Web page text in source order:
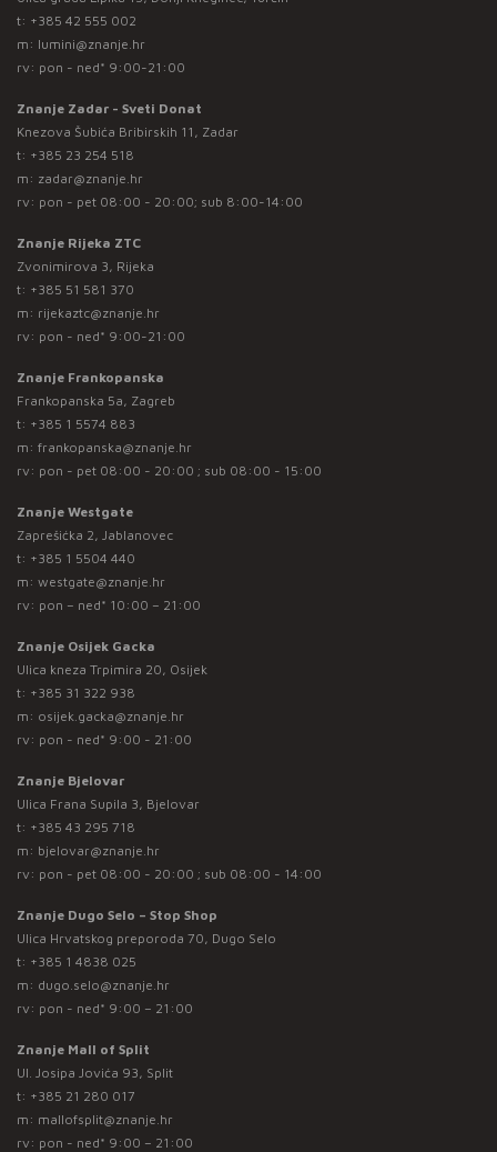
t: +385 42 555 002
m: lumini@znanje.hr
rv: pon - ned* 9:00-21:00
Znanje Zadar - Sveti Donat
Knezova Šubića Bribirskih 11, Zadar
t: +385 23 254 518
m: zadar@znanje.hr
rv: pon - pet 08:00 - 20:00; sub 8:00-14:00
Znanje Rijeka ZTC
Zvonimirova 3, Rijeka
t: +385 51 581 370
m: rijekaztc@znanje.hr
rv: pon - ned* 9:00-21:00
Znanje Frankopanska
Frankopanska 5a, Zagreb
t: +385 1 5574 883
m: frankopanska@znanje.hr
rv: pon - pet 08:00 - 20:00 ; sub 08:00 - 15:00
Znanje Westgate
Zaprešićka 2, Jablanovec
t: +385 1 5504 440
m: westgate@znanje.hr
rv: pon – ned* 10:00 – 21:00
Znanje Osijek Gacka
Ulica kneza Trpimira 20, Osijek
t: +385 31 322 938
m: osijek.gacka@znanje.hr
rv: pon - ned* 9:00 - 21:00
Znanje Bjelovar
Ulica Frana Supila 3, Bjelovar
t: +385 43 295 718
m: bjelovar@znanje.hr
rv: pon - pet 08:00 - 20:00 ; sub 08:00 - 14:00
Znanje Dugo Selo – Stop Shop
Ulica Hrvatskog preporoda 70, Dugo Selo
t: +385 1 4838 025
m: dugo.selo@znanje.hr
rv: pon - ned* 9:00 – 21:00
Znanje Mall of Split
Ul. Josipa Jovića 93, Split
t: +385 21 280 017
m: mallofsplit@znanje.hr
rv: pon - ned* 9:00 – 21:00